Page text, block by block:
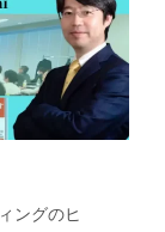
ングのヒ